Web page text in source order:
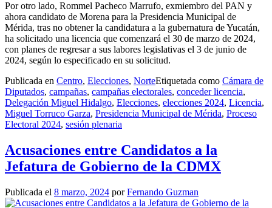
Por otro lado, Rommel Pacheco Marrufo, exmiembro del PAN y
ahora candidato de Morena para la Presidencia Municipal de
Mérida, tras no obtener la candidatura a la gubernatura de Yucatán,
ha solicitado una licencia que comenzará el 30 de marzo de 2024,
con planes de regresar a sus labores legislativas el 3 de junio de
2024, según lo especificado en su solicitud.
Publicada en Centro, Elecciones, NorteEtiquetada como Cámara de
Diputados, campañas, campañas electorales, conceder licencia,
Delegación Miguel Hidalgo, Elecciones, elecciones 2024, Licencia,
Miguel Torruco Garza, Presidencia Municipal de Mérida, Proceso
Electoral 2024, sesión plenaria
Acusaciones entre Candidatos a la
Jefatura de Gobierno de la CDMX
Publicada el 8 marzo, 2024 porFernando Guzman